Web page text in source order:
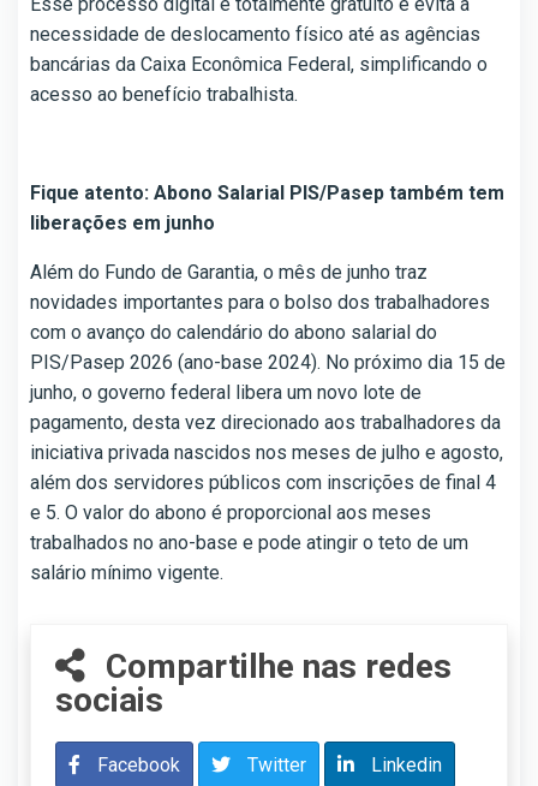
necessidade de deslocamento físico até as agências
bancárias da Caixa Econômica Federal, simplificando o
acesso ao benefício trabalhista.
Fique atento: Abono Salarial PIS/Pasep também tem
liberações em junho
Além do Fundo de Garantia, o mês de junho traz
novidades importantes para o bolso dos trabalhadores
com o avanço do calendário do abono salarial do
PIS/Pasep 2026 (ano-base 2024). No próximo dia 15 de
junho, o governo federal libera um novo lote de
pagamento, desta vez direcionado aos trabalhadores da
iniciativa privada nascidos nos meses de julho e agosto,
além dos servidores públicos com inscrições de final 4
e 5. O valor do abono é proporcional aos meses
trabalhados no ano-base e pode atingir o teto de um
salário mínimo vigente.
Compartilhe nas redes
sociais
Facebook Twitter Linkedin